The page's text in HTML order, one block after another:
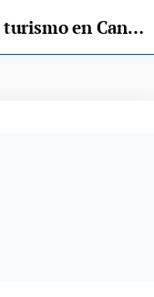
Fallece un joven tras volcar un turismo en Cangas de Onís